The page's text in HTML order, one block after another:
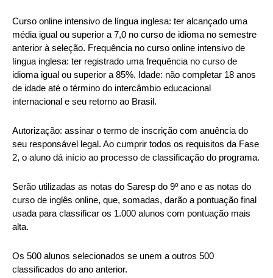
Curso online intensivo de língua inglesa: ter alcançado uma
média igual ou superior a 7,0 no curso de idioma no semestre
anterior à seleção. Frequência no curso online intensivo de
língua inglesa: ter registrado uma frequência no curso de
idioma igual ou superior a 85%. Idade: não completar 18 anos
de idade até o término do intercâmbio educacional
internacional e seu retorno ao Brasil.
Autorização: assinar o termo de inscrição com anuência do
seu responsável legal. Ao cumprir todos os requisitos da Fase
2, o aluno dá início ao processo de classificação do programa.
Serão utilizadas as notas do Saresp do 9º ano e as notas do
curso de inglês online, que, somadas, darão a pontuação final
usada para classificar os 1.000 alunos com pontuação mais
alta.
Os 500 alunos selecionados se unem a outros 500
classificados do ano anterior.